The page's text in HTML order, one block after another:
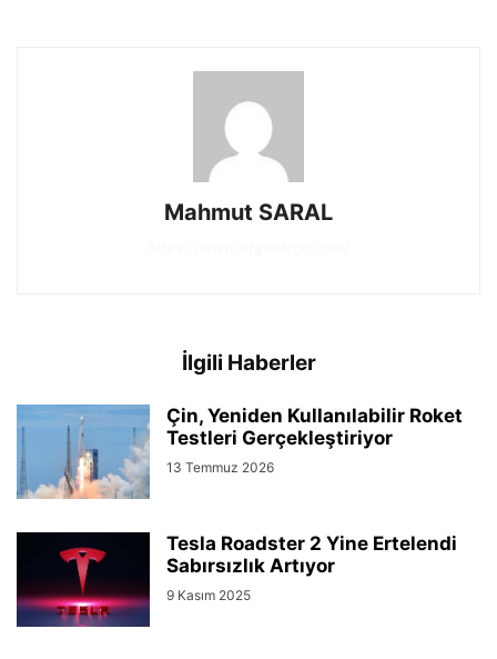
Mahmut SARAL
İlgili Haberler
Çin, Yeniden Kullanılabilir Roket
Testleri Gerçekleştiriyor
13 Temmuz 2026
Tesla Roadster 2 Yine Ertelendi
Sabırsızlık Artıyor
9 Kasım 2025